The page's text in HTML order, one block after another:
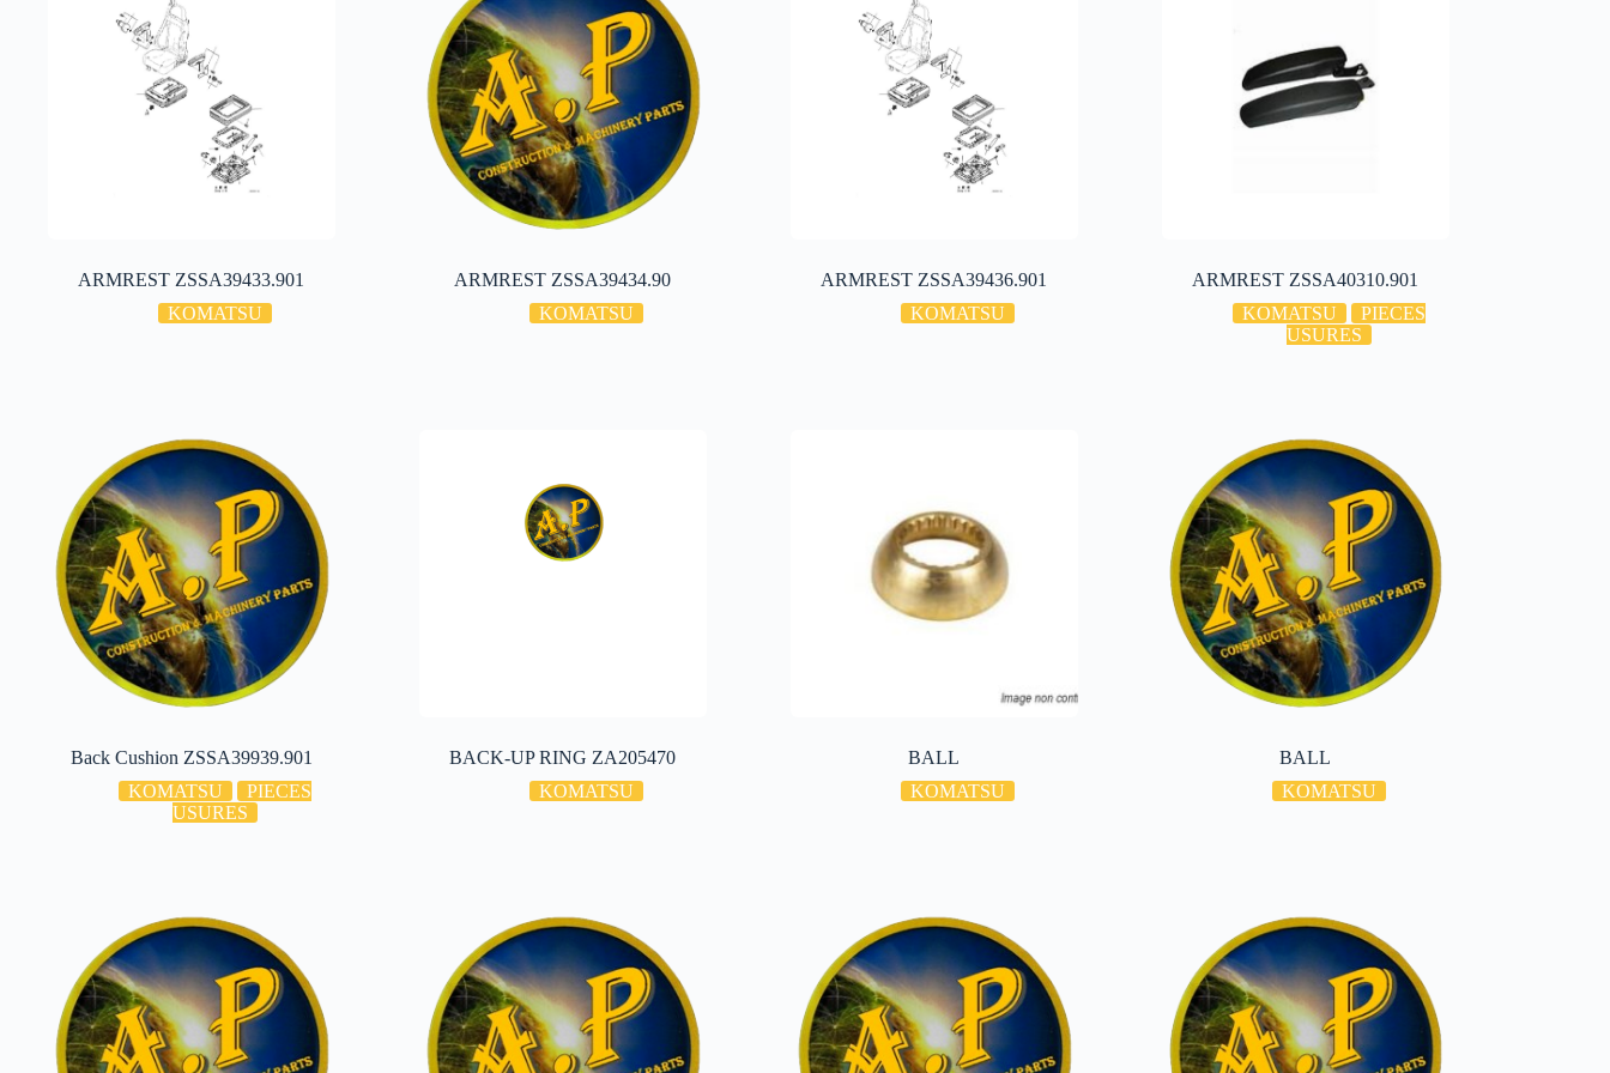
ARMREST ZSSA39433.901
KOMATSU
ARMREST ZSSA39434.90
KOMATSU
ARMREST ZSSA39436.901
KOMATSU
ARMREST ZSSA40310.901
KOMATSU
PIECES
USURES
Back Cushion ZSSA39939.901
KOMATSU
PIECES
USURES
BACK-UP RING ZA205470
KOMATSU
BALL
KOMATSU
BALL
KOMATSU